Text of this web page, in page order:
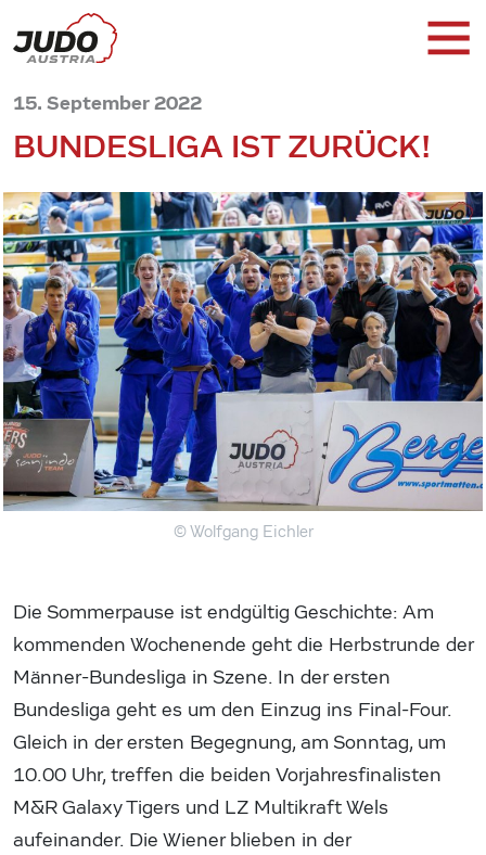
15. September 2022
BUNDESLIGA IST ZURÜCK!
© Wolfgang Eichler
Die Sommerpause ist endgültig Geschichte: Am
kommenden Wochenende geht die Herbstrunde der
Männer-Bundesliga in Szene. In der ersten
Bundesliga geht es um den Einzug ins Final-Four.
Gleich in der ersten Begegnung, am Sonntag, um
10.00 Uhr, treffen die beiden Vorjahresfinalisten
M&R Galaxy Tigers und LZ Multikraft Wels
aufeinander. Die Wiener blieben in der